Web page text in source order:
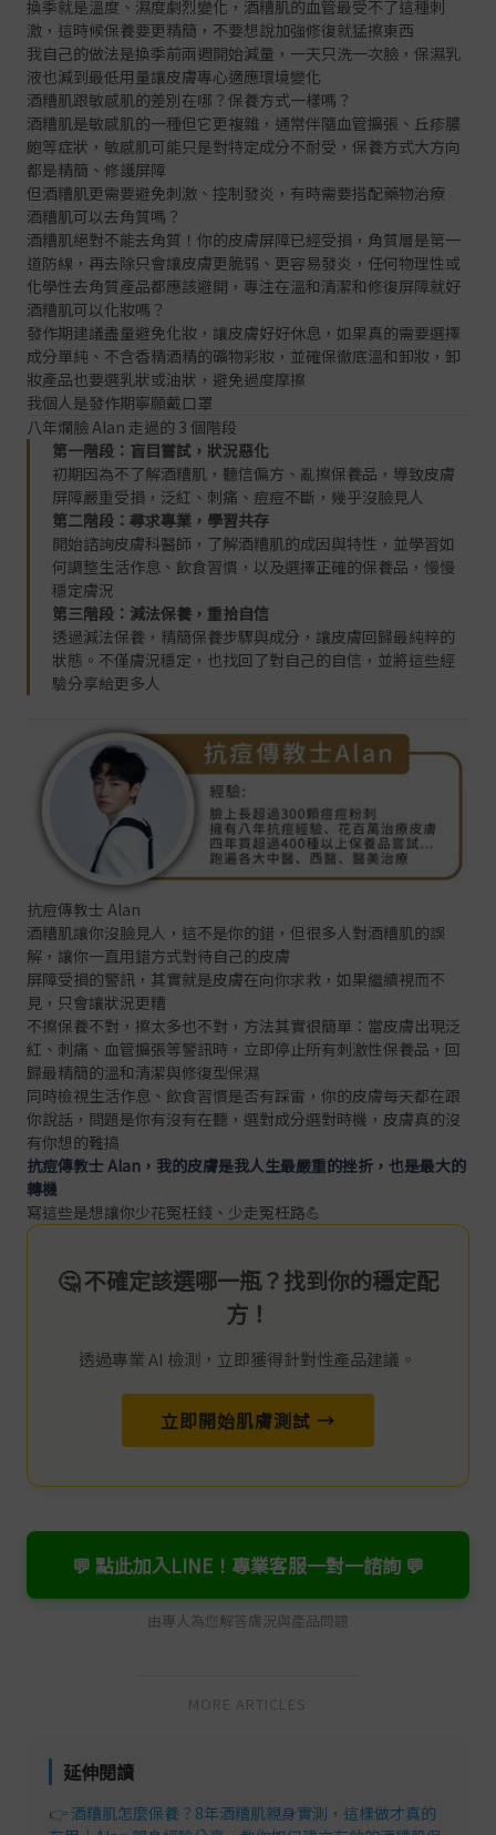
換季就是溫度、濕度劇烈變化，酒糟肌的血管最受不了這種刺
激，這時候保養要更精簡，不要想說加強修復就猛擦東西
我自己的做法是換季前兩週開始減量，一天只洗一次臉，保濕乳
液也減到最低用量讓皮膚專心適應環境變化
酒糟肌跟敏感肌的差別在哪？保養方式一樣嗎？
酒糟肌是敏感肌的一種但它更複雜，通常伴隨血管擴張、丘疹膿
皰等症狀，敏感肌可能只是對特定成分不耐受，保養方式大方向
都是精簡、修護屏障
但酒糟肌更需要避免刺激、控制發炎，有時需要搭配藥物治療
酒糟肌可以去角質嗎？
酒糟肌絕對不能去角質！你的皮膚屏障已經受損，角質層是第一
道防線，再去除只會讓皮膚更脆弱、更容易發炎，任何物理性或
化學性去角質產品都應該避開，專注在溫和清潔和修復屏障就好
酒糟肌可以化妝嗎？
發作期建議盡量避免化妝，讓皮膚好好休息，如果真的需要選擇
成分單純、不含香精酒精的礦物彩妝，並確保徹底溫和卸妝，卸
妝產品也要選乳狀或油狀，避免過度摩擦
我個人是發作期寧願戴口罩
八年爛臉 Alan 走過的 3 個階段
第一階段：盲目嘗試，狀況惡化
初期因為不了解酒糟肌，聽信偏方、亂擦保養品，導致皮膚
屏障嚴重受損，泛紅、刺痛、痘痘不斷，幾乎沒臉見人
第二階段：尋求專業，學習共存
開始諮詢皮膚科醫師，了解酒糟肌的成因與特性，並學習如
何調整生活作息、飲食習慣，以及選擇正確的保養品，慢慢
穩定膚況
第三階段：減法保養，重拾自信
透過減法保養，精簡保養步驟與成分，讓皮膚回歸最純粹的
狀態。不僅膚況穩定，也找回了對自己的自信，並將這些經
驗分享給更多人
抗痘傳教士 Alan
酒糟肌讓你沒臉見人，這不是你的錯，但很多人對酒糟肌的誤
解，讓你一直用錯方式對待自己的皮膚
屏障受損的警訊，其實就是皮膚在向你求救，如果繼續視而不
見，只會讓狀況更糟
不擦保養不對，擦太多也不對，方法其實很簡單：當皮膚出現泛
紅、刺痛、血管擴張等警訊時，立即停止所有刺激性保養品，回
歸最精簡的溫和清潔與修復型保濕
同時檢視生活作息、飲食習慣是否有踩雷，你的皮膚每天都在跟
你說話，問題是你有沒有在聽，選對成分選對時機，皮膚真的沒
有你想的難搞
抗痘傳教士 Alan，我的皮膚是我人生最嚴重的挫折，也是最大的
轉機
寫這些是想讓你少花冤枉錢、少走冤枉路💪
🤔 不確定該選哪一瓶？找到你的穩定配
方！
透過專業 AI 檢測，立即獲得針對性產品建議。
立即開始肌膚測試 →
💬 點此加入LINE！專業客服一對一諮詢 💬
由專人為您解答膚況與產品問題
MORE ARTICLES
延伸閱讀
👉 酒糟肌怎麼保養？8年酒糟肌親身實測，這樣做才真的